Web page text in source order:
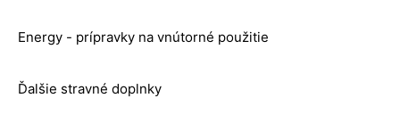
Energy - prípravky na vnútorné použitie
Ďalšie stravné doplnky